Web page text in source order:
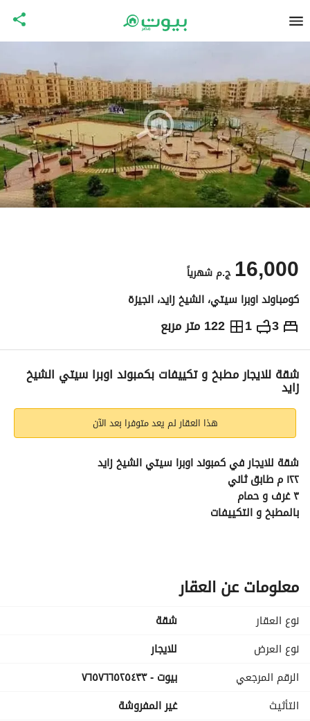
ج.م 16,000 شهرياً
كومباوند اوبرا سيتي، الشيخ زايد، الجيزة
3
1 122 متر مربع ج.م16,000شهرياً
الاماكن القريبة
شقة للايجار مطبخ و تكييفات بكمبوند اوبرا سيتي الشيخ
زايد
هذا العقار لم يعد متوفرا بعد الآن
شقة للايجار في كمبوند اوبرا سيتي الشيخ زايد
١٢٢ م طابق ثاني
٣ غرف و حمام
بالمطبخ و التكييفات
معلومات عن العقار
نوع العقار
شقة
نوع العرض
للايجار
الرقم المرجعي
بيوت - ٧٦٥٧٦٦٥٢٥٤٣٣
التأثيث
غير المفروشة